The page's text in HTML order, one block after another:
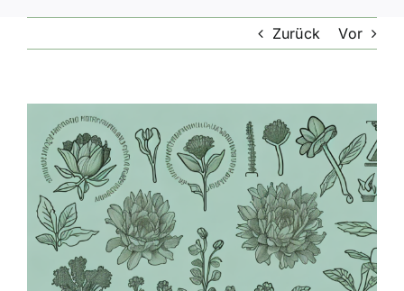
Zurück Vor
grösseres
Bild